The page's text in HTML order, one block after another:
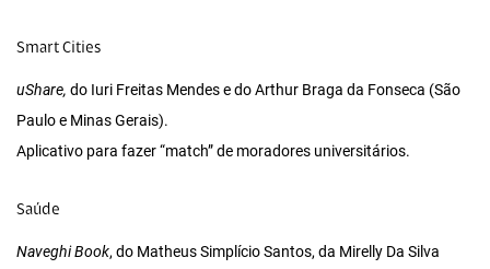
Smart Cities
uShare, do Iuri Freitas Mendes e do Arthur Braga da Fonseca (São
Paulo e Minas Gerais).
Aplicativo para fazer “match” de moradores universitários.
Saúde
Naveghi Book, do Matheus Simplício Santos, da Mirelly Da Silva